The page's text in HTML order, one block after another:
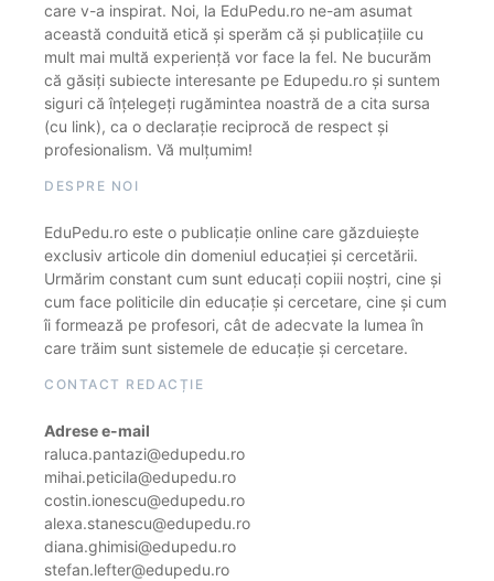
care v-a inspirat. Noi, la EduPedu.ro ne-am asumat
această conduită etică și sperăm că și publicațiile cu
mult mai multă experiență vor face la fel. Ne bucurăm
că găsiți subiecte interesante pe Edupedu.ro și suntem
siguri că înțelegeți rugămintea noastră de a cita sursa
(cu link), ca o declarație reciprocă de respect și
profesionalism. Vă mulțumim!
DESPRE NOI
EduPedu.ro este o publicație online care găzduiește
exclusiv articole din domeniul educației și cercetării.
Urmărim constant cum sunt educați copiii noștri, cine și
cum face politicile din educație și cercetare, cine și cum
îi formează pe profesori, cât de adecvate la lumea în
care trăim sunt sistemele de educație și cercetare.
CONTACT REDACȚIE
Adrese e-mail
raluca.pantazi@edupedu.ro
mihai.peticila@edupedu.ro
costin.ionescu@edupedu.ro
alexa.stanescu@edupedu.ro
diana.ghimisi@edupedu.ro
stefan.lefter@edupedu.ro